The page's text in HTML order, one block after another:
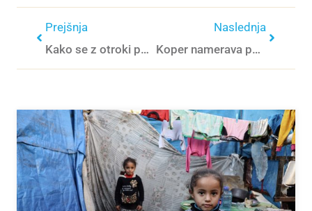
Prejšnja
Kako se z otroki pogovarjati o strelskih napadih
Naslednja
Koper namerava postati prijazen dojenju